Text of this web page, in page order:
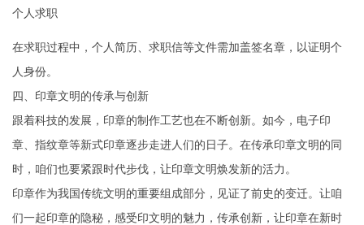
个人求职
在求职过程中，个人简历、求职信等文件需加盖签名章，以证明个
人身份。
四、印章文明的传承与创新
跟着科技的发展，印章的制作工艺也在不断创新。如今，电子印
章、指纹章等新式印章逐步走进人们的日子。在传承印章文明的同
时，咱们也要紧跟时代步伐，让印章文明焕发新的活力。
印章作为我国传统文明的重要组成部分，见证了前史的变迁。让咱
们一起印章的隐秘，感受印文明的魅力，传承创新，让印章在新时